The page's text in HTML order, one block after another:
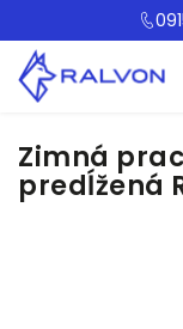
Zimná
predĺžená